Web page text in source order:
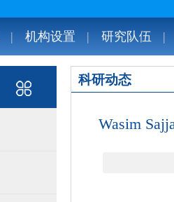
机构设置 研究队伍
科研动态
Wasim